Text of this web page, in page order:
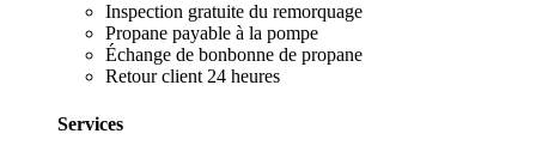
Inspection gratuite du remorquage
Propane payable à la pompe
Échange de bonbonne de propane
Retour client 24 heures
Services